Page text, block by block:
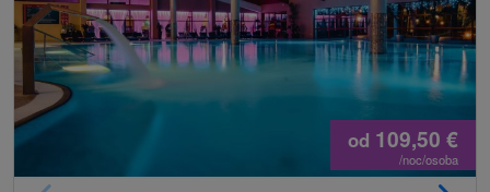
od 109,50 €
/noc/osoba